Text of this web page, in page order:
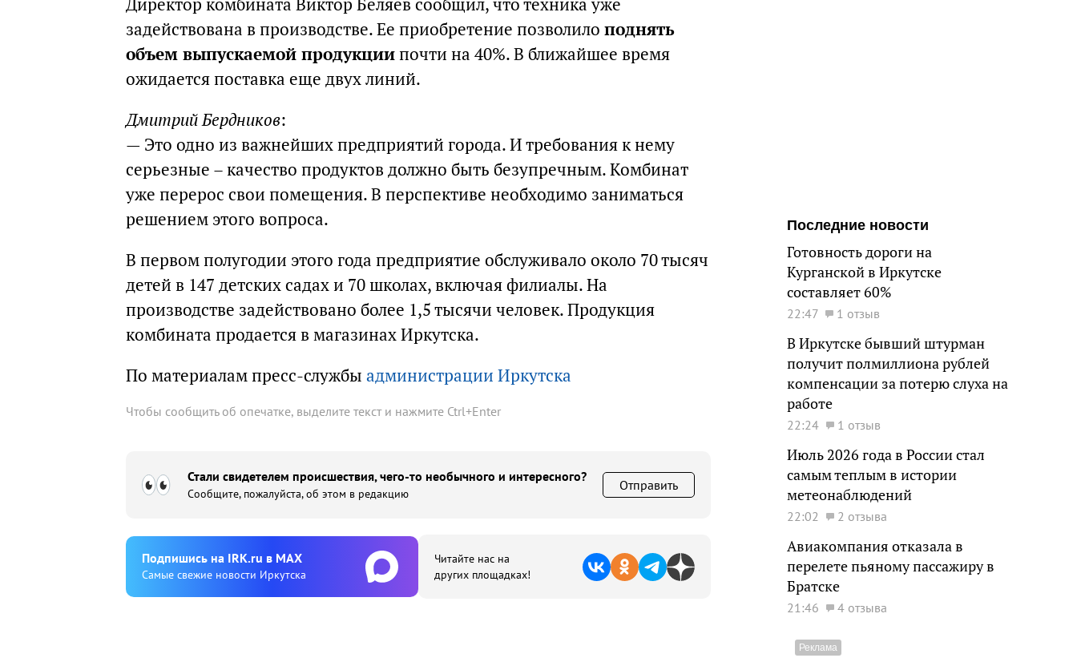
Директор комбината Виктор Беляев сообщил, что техника уже
задействована в производстве. Ее приобретение позволило поднять
объем выпускаемой продукциипочти на 40%. В ближайшее время
ожидается поставка еще двух линий.
Дмитрий Бердников:
— Это одно из важнейших предприятий города. И требования к нему
серьезные – качество продуктов должно быть безупречным. Комбинат
уже перерос свои помещения. В перспективе необходимо заниматься
решением этого вопроса.
В первом полугодии этого года предприятие обслуживало около 70 тысяч
детей в 147 детских садах и 70 школах, включая филиалы. На
производстве задействовано более 1,5 тысячи человек. Продукция
комбината продается в магазинах Иркутска.
По материалам пресс-службы администрации Иркутска
Чтобы сообщить об опечатке, выделите текст и нажмите Ctrl+Enter
Стали свидетелем происшествия, чего-то необычного и интересного?
Сообщите, пожалуйста, об этом в редакцию
Отправить
Подпишиcь на IRK.ru в MAX
Cамые свежие новости Иркутска
Читайте нас на
других площадках!
Последние новости
Готовность дороги на
Курганской в Иркутске
составляет 60%
22:47 1 отзыв
В Иркутске бывший штурман
получит полмиллиона рублей
компенсации за потерю слуха на
работе
22:24 1 отзыв
Июль 2026 года в России стал
самым теплым в истории
метеонаблюдений
22:02 2 отзыва
Авиакомпания отказала в
перелете пьяному пассажиру в
Братске
21:46 4 отзыва